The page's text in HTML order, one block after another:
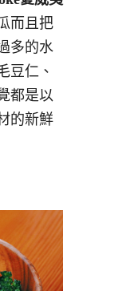
而且把
多的水
豆仁、
都是以
的新鮮